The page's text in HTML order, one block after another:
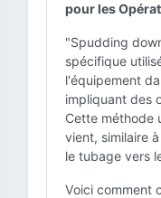
pour les
"Spudding
spécifique
l'équipement
impliquant des
Cette méthode
vient, similaire
le tubage vers
Voici comment